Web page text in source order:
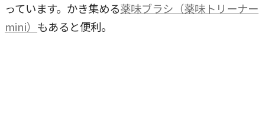
っています。かき集める薬味ブラシ（薬味トリーナー
mini） もあると便利。